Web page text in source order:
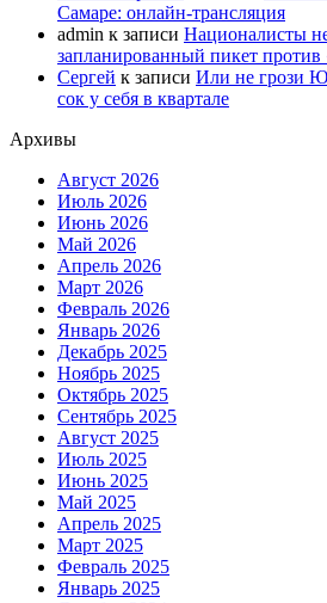
Самаре: онлайн-трансляция
admin к записи Националисты
запланированный пикет против
Сергей к записи Или не грози
сок у себя в квартале
Архивы
Август 2026
Июль 2026
Июнь 2026
Май 2026
Апрель 2026
Март 2026
Февраль 2026
Январь 2026
Декабрь 2025
Ноябрь 2025
Октябрь 2025
Сентябрь 2025
Август 2025
Июль 2025
Июнь 2025
Май 2025
Апрель 2025
Март 2025
Февраль 2025
Январь 2025